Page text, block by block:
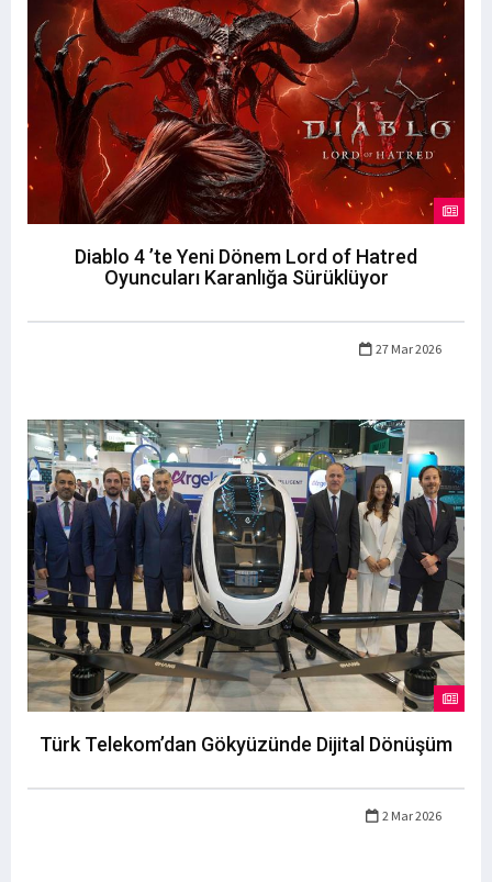
Diablo 4 ’te Yeni Dönem Lord of Hatred
Oyuncuları Karanlığa Sürüklüyor
27 Mar 2026
Türk Telekom’dan Gökyüzünde Dijital Dönüşüm
2 Mar 2026